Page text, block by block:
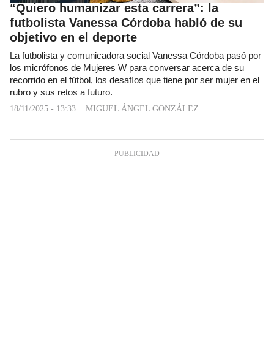
“Quiero humanizar esta carrera”: la
futbolista Vanessa Córdoba habló de su
objetivo en el deporte
La futbolista y comunicadora social Vanessa Córdoba pasó por
los micrófonos de Mujeres W para conversar acerca de su
recorrido en el fútbol, los desafíos que tiene por ser mujer en el
rubro y sus retos a futuro.
18/11/2025 - 13:33 MIGUEL ÁNGEL GONZÁLEZ